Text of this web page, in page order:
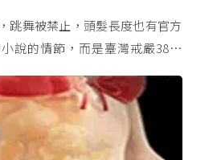
跳舞被禁止，頭髮長度也有官方
說的情節，而是臺灣戒嚴38年